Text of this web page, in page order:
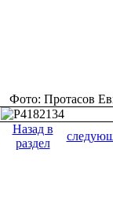
Фото: Протасов
Назад в
раздел